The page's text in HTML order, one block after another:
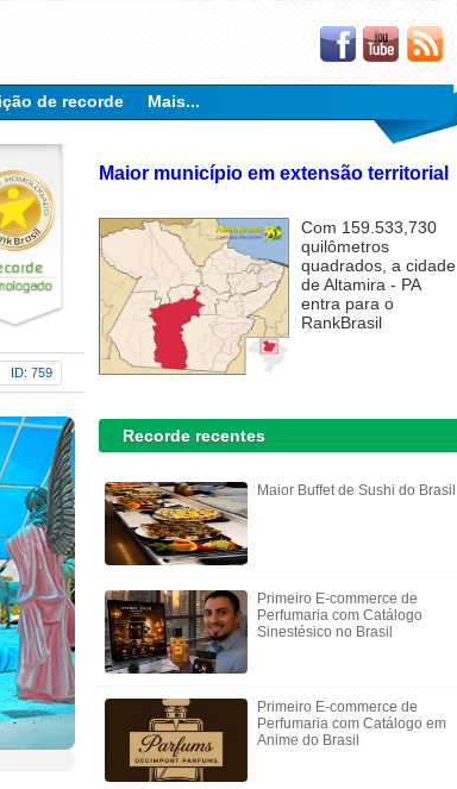
de recorde Mais...
ID: 759
Maior município em extensão territorial
Com 159.533,730
quilômetros
quadrados, a cidade
de Altamira - PA
entra para o
RankBrasil
Recorde recentes
Maior Buffet de Sushi do Brasil
Primeiro E-commerce de
Perfumaria com Catálogo
Sinestésico no Brasil
Primeiro E-commerce de
Perfumaria com Catálogo em
Anime do Brasil